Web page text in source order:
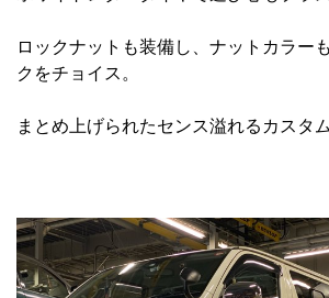
ロックナットも装備し、ナットカラー
クをチョイス。
まとめ上げられたセンス溢れるカスタム